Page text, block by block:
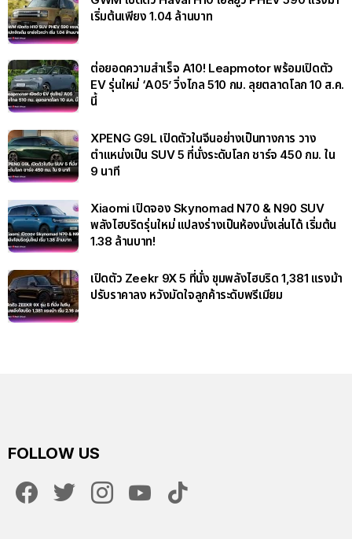
เริ่มต้นเพียง 1.04 ล้านบาท
ต่อยอดความสำเร็จ A10! Leapmotor พร้อมเปิดตัว
EV รุ่นใหม่ ‘A05’ วิ่งไกล 510 กม. ลุยตลาดโลก 10 ส.ค.
นี้
XPENG G9L เปิดตัวในจีนอย่างเป็นทางการ วาง
ตำแหน่งเป็น SUV 5 ที่นั่งระดับโลก ชาร์จ 450 กม. ใน
9 นาที
Xiaomi เปิดจอง Skynomad N70 & N90 SUV
พลังไฮบริดรุ่นใหม่ แปลงร่างเป็นห้องนั่งเล่นได้ เริ่มต้น
1.38 ล้านบาท!
เปิดตัว Zeekr 9X 5 ที่นั่ง ขุมพลังไฮบริด 1,381 แรงม้า
ปรับราคาลง หวังมัดใจลูกค้าระดับพรีเมียม
FOLLOW US